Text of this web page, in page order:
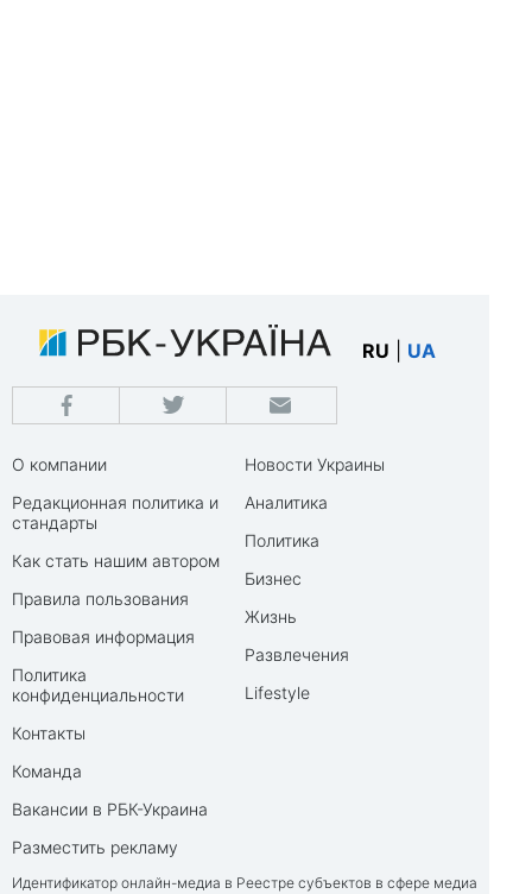
RU UA
О компании
Редакционная политика и
стандарты
Как стать нашим автором
Правила пользования
Правовая информация
Политика
конфиденциальности
Контакты
Команда
Вакансии в РБК-Украина
Разместить рекламу
Новости Украины
Аналитика
Политика
Бизнес
Жизнь
Развлечения
Lifestyle
Идентификатор онлайн-медиа в Реестре субъектов в сфере медиа